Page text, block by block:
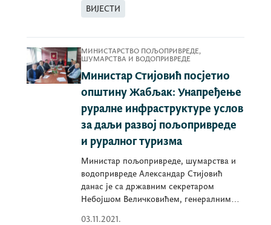
ВИЈЕСТИ
МИНИСТАРСТВО ПОЉОПРИВРЕДЕ,
ШУМАРСТВА И ВОДОПРИВРЕДЕ
Министар Стијовић посјетио
општину Жабљак: Унапређење
руралне инфраструктуре услов
за даљи развој пољопривреде
и руралног туризма
Министар пољопривреде, шумарства и
водопривреде Александар Стијовић
данас је са државним секретаром
Небојшом Величковићем, генералним
03.11.2021.